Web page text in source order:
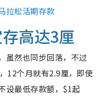
拉松活期存款
高达3厘
虽然也同步回落，不过
12个月就有2.9厘，即使
设最低存款额，$1起